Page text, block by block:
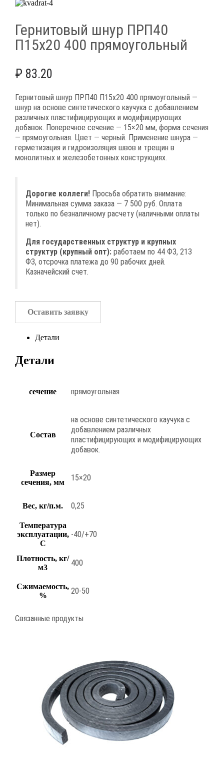
Гернитовый шнур ПРП40
П15х20 400 прямоугольный
₽ 83.20
Гернитовый шнур ПРП40 П15х20 400 прямоугольный —
шнур на основе синтетического каучука с добавлением
различных пластифицирующих и модифицирующих
добавок. Поперечное сечение — 15×20 мм, форма сечения
— прямоугольная. Цвет — черный. Применение шнура —
герметизация и гидроизоляция швов и трещин в
монолитных и железобетонных конструкциях.
Дорогие коллеги! Просьба обратить внимание:
Минимальная сумма заказа — 7 500 руб. Оплата
только по безналичному расчету (наличными оплаты
нет).
Для государственных структур и крупных
структур (крупный опт): работаем по 44 ФЗ, 213
ФЗ, отсрочка платежа до 90 рабочих дней.
Казначейский счет.
Оставить заявку
Детали
Детали
сечение прямоугольная
Состав
на основе синтетического каучука с
добавлением различных
пластифицирующих и модифицирующих
добавок.
Размер
сечения, мм
15×20
Вес, кг/п.м. 0,25
Температура
эксплуатации,
С
-40/+70
Плотность, кг/
м3
400
Сжимаемость,
%
20-50
Связанные продукты